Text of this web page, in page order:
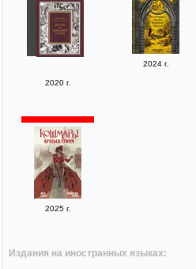
2020 г.
2024 г.
2025 г.
Издания на иностранных языках: